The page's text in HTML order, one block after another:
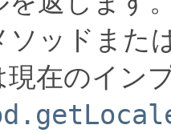
ソッドまた
現在のイン